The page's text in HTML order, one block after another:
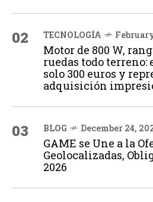
02 TECNOLOGÍA
Motor de 800 W,
ruedas todo terreno:
solo 300 euros y
adquisición
03 BLOG December 24,
GAME se Une a la
Geolocalizadas,
2026